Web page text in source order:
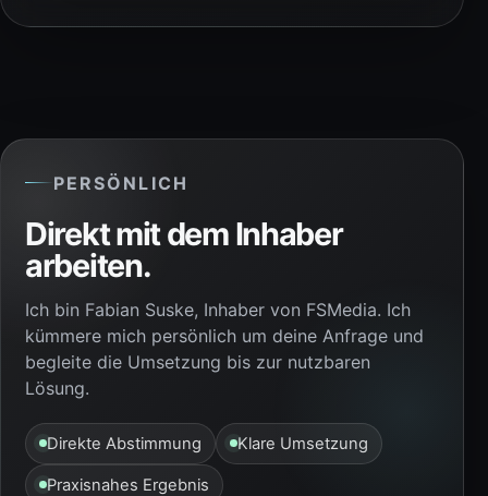
PERSÖNLICH
Direkt mit dem Inhaber
arbeiten.
Ich bin Fabian Suske, Inhaber von FSMedia. Ich
kümmere mich persönlich um deine Anfrage und
begleite die Umsetzung bis zur nutzbaren
Lösung.
Direkte Abstimmung Klare Umsetzung
Praxisnahes Ergebnis